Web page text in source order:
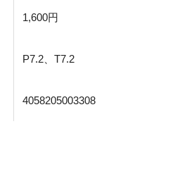
1,600円
P7.2、T7.2
4058205003308